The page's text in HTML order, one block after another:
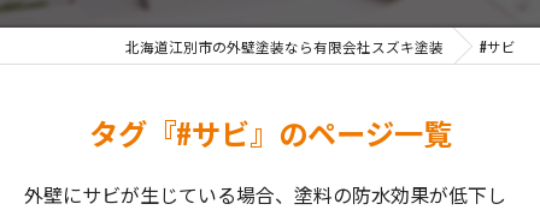
北海道江別市の外壁塗装なら有限会社スズキ塗装 #サビ
タグ『#サビ』のページ一覧
外壁にサビが生じている場合、塗料の防水効果が低下し